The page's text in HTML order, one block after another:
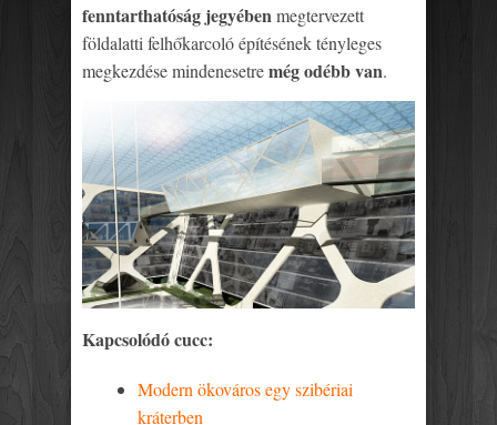
fenntarthatóság jegyében megtervezett
földalatti felhőkarcoló építésének tényleges
megkezdése mindenesetremég odébb van.
Kapcsolódó cucc:
Modern ökováros egy szibériai
kráterben